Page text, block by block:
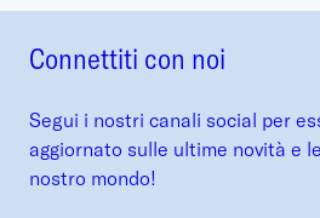
Connettiti con noi
Segui i nostri canali social per
aggiornato sulle ultime novità e
nostro mondo!